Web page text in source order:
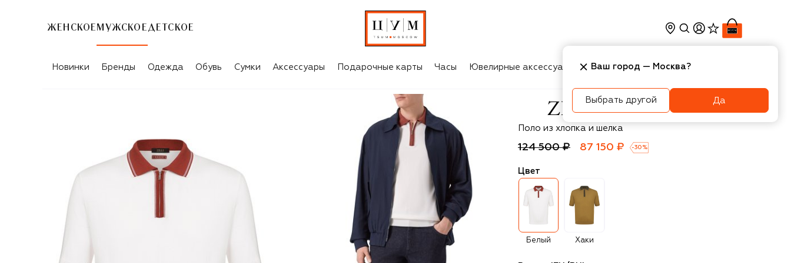
ЖЕНСКОЕ МУЖСКОЕ ДЕТСКОЕ
Новинки Бренды Одежда Обувь Сумки Аксессуары Подарочные карты Часы Ювелирные аксессуары Косметика Интерьер
Zilli
Поло из хлопка и шелка
124 500 ₽ 87 150 ₽ -30 %
Цвет
Белый Хаки
Ваш город — Москва?
Выбрать другой Да